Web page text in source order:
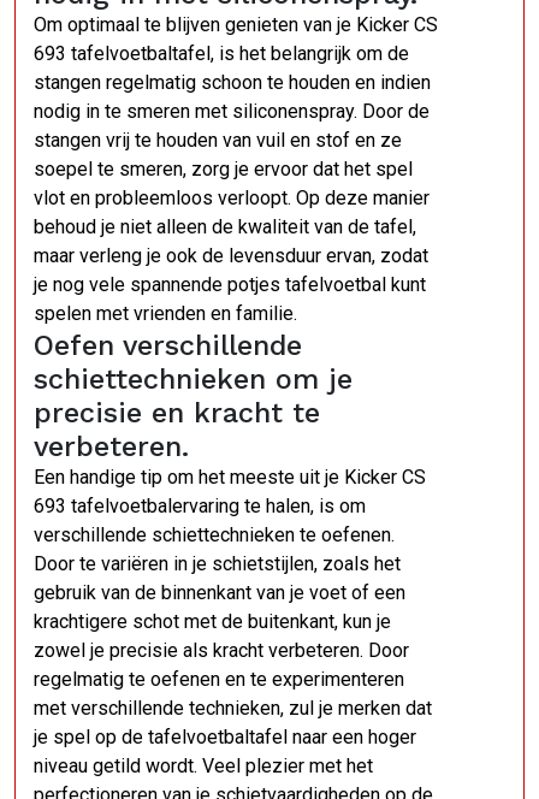
Om optimaal te blijven genieten van je Kicker CS
693 tafelvoetbaltafel, is het belangrijk om de
stangen regelmatig schoon te houden en indien
nodig in te smeren met siliconenspray. Door de
stangen vrij te houden van vuil en stof en ze
soepel te smeren, zorg je ervoor dat het spel
vlot en probleemloos verloopt. Op deze manier
behoud je niet alleen de kwaliteit van de tafel,
maar verleng je ook de levensduur ervan, zodat
je nog vele spannende potjes tafelvoetbal kunt
spelen met vrienden en familie.
Oefen verschillende
schiettechnieken om je
precisie en kracht te
verbeteren.
Een handige tip om het meeste uit je Kicker CS
693 tafelvoetbalervaring te halen, is om
verschillende schiettechnieken te oefenen.
Door te variëren in je schietstijlen, zoals het
gebruik van de binnenkant van je voet of een
krachtigere schot met de buitenkant, kun je
zowel je precisie als kracht verbeteren. Door
regelmatig te oefenen en te experimenteren
met verschillende technieken, zul je merken dat
je spel op de tafelvoetbaltafel naar een hoger
niveau getild wordt. Veel plezier met het